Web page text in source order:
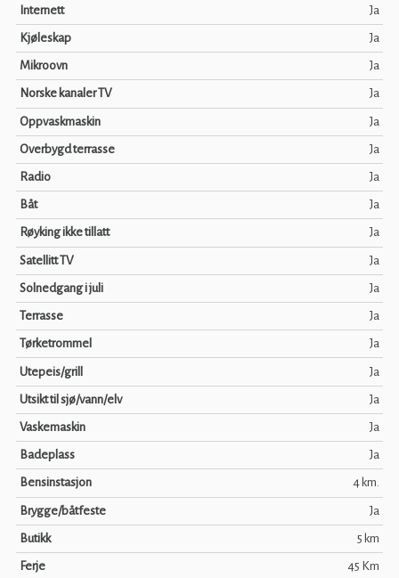
Internett Ja
Kjøleskap Ja
Mikroovn Ja
Norske kanaler TV Ja
Oppvaskmaskin Ja
Overbygd terrasse Ja
Radio Ja
Båt Ja
Røyking ikke tillatt Ja
Satellitt TV Ja
Solnedgang i juli Ja
Terrasse Ja
Tørketrommel Ja
Utepeis/grill Ja
Utsikt til sjø/vann/elv Ja
Vaskemaskin Ja
Badeplass Ja
Bensinstasjon 4 km.
Brygge/båtfeste Ja
Butikk 5 km
Ferje 45 Km